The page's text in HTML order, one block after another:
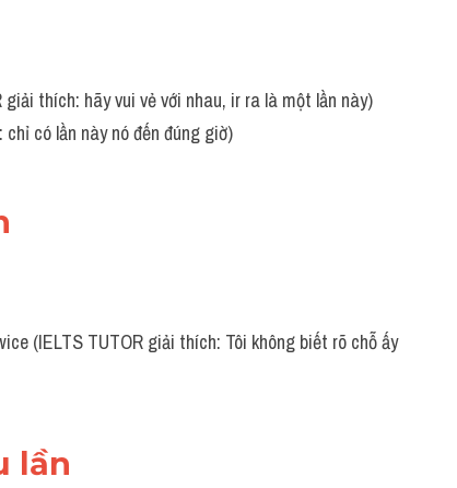
thích: hãy vui vẻ với nhau, ir ra là một lần này)
có lần này nó đến đúng giờ)
(IELTS TUTOR giải thích: Tôi không biết rõ chỗ ấy
lần